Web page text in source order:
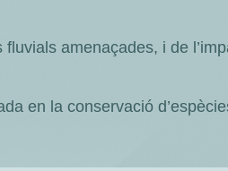
amenaçades, i de
en la conservació